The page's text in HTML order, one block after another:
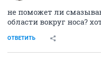
не поможет ли
области вокруг носа?
ОТВЕТИТЬ